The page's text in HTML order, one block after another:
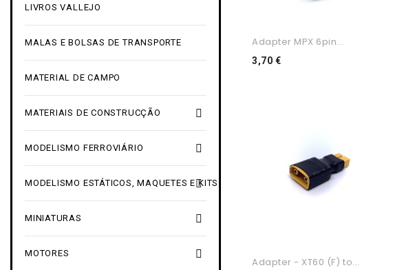
LIVROS VALLEJO
MALAS E BOLSAS DE TRANSPORTE
MATERIAL DE CAMPO

MATERIAIS DE CONSTRUCÇÃO

MODELISMO FERROVIÁRIO

MODELISMO ESTÁTICOS, MAQUETES E KITS

MINIATURAS

MOTORES
Adapter MPX 6pin...
3,70 €Preço
Adapter - XT60 (F) to...